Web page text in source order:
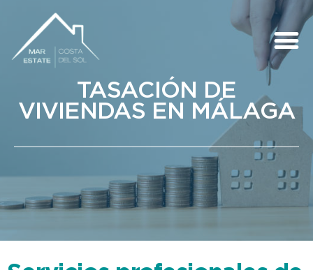
TASACIÓN DE
VIVIENDAS EN MÁLAGA